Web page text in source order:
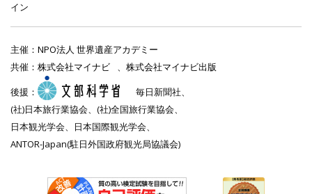
イン
主催： NPO法人 世界遺産アカデミー
共催： 株式会社マイナビ 、 株式会社マイナビ出版
後援：
毎日新聞社、
(社)日本旅行業協会、(社)全国旅行業協会、
日本観光学会、日本国際観光学会、
ANTOR-Japan(駐日外国政府観光局協議会)